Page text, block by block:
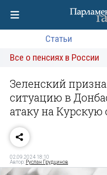
Статьи
Все о пенсиях в России
Зеленский
ситуацию в
атаку на Курскую
02.09.2024 18:10
Автор: Руслан Грудцинов